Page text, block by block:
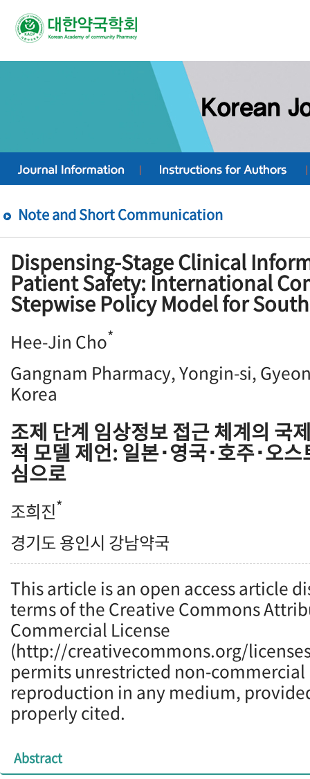
Note and Short Communication
Dispensing-Stage Clinical
Patient Safety: International
Stepwise Policy Model for
Hee-Jin Cho*
Gangnam Pharmacy, Yongin-si,
Korea
조제 단계 임상정보 접근 체계의 국
적 모델 제언: 일본･영국･호주･오
심으로
조희진*
경기도 용인시 강남약국
This article is an open access article
terms of the Creative Commons
Commercial License
(http://creativecommons.org/
permits unrestricted non-
reproduction in any medium,
properly cited.
Abstract